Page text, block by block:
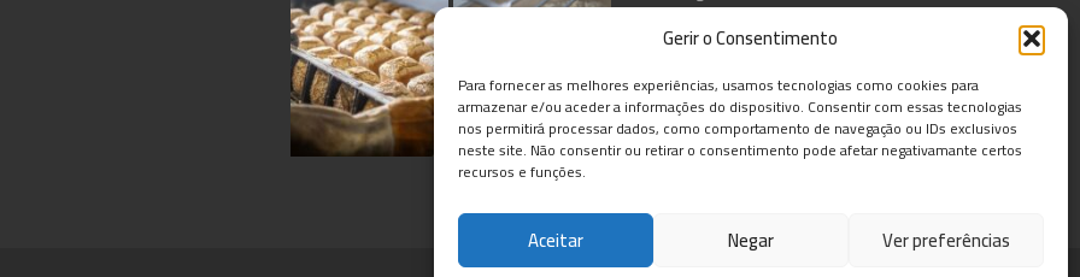
Gerir o Consentimento
Para fornecer as melhores experiências, usamos tecnologias como cookies para
armazenar e/ou aceder a informações do dispositivo. Consentir com essas tecnologias
nos permitirá processar dados, como comportamento de navegação ou IDs exclusivos
neste site. Não consentir ou retirar o consentimento pode afetar negativamante certos
recursos e funções.
Aceitar Negar Ver preferências